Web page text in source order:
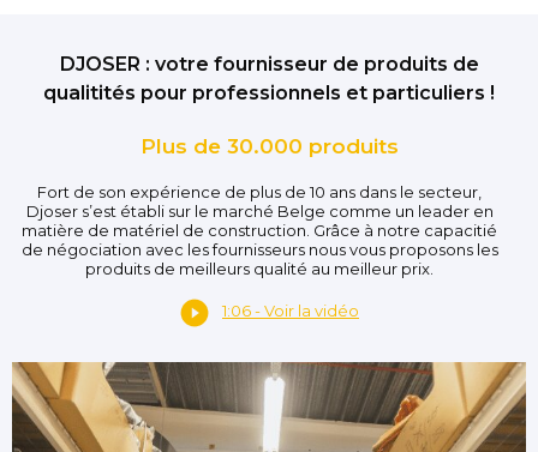
DJOSER : votre fournisseur de produits de
qualitités pour professionnels et particuliers !
Plus de 30.000 produits
Fort de son expérience de plus de 10 ans dans le secteur,
Djoser s’est établi sur le marché Belge comme un leader en
matière de matériel de construction. Grâce à notre capacitié
de négociation avec les fournisseurs nous vous proposons les
produits de meilleurs qualité au meilleur prix.
1:06 - Voir la vidéo